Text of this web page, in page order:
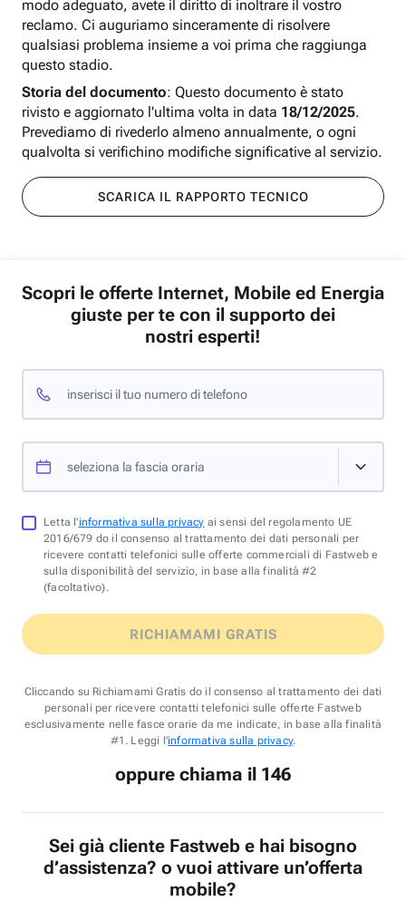
modo adeguato, avete il diritto di inoltrare il vostro
reclamo. Ci auguriamo sinceramente di risolvere
qualsiasi problema insieme a voi prima che raggiunga
questo stadio.
Storia del documento: Questo documento è stato
rivisto e aggiornato l'ultima volta in data 18/12/2025.
Prevediamo di rivederlo almeno annualmente, o ogni
qualvolta si verifichino modifiche significative al servizio.
SCARICA IL RAPPORTO TECNICO
Scopri le offerte Internet, Mobile ed Energia
giuste per te con il supporto dei
nostri esperti!
inserisci il tuo numero di telefono
seleziona la fascia oraria
Letta l'informativa sulla privacy ai sensi del regolamento UE
2016/679 do il consenso al trattamento dei dati personali per
ricevere contatti telefonici sulle offerte commerciali di Fastweb e
sulla disponibilità del servizio, in base alla finalità #2
(facoltativo).
RICHIAMAMI GRATIS
Cliccando su Richiamami Gratis do il consenso al trattamento dei dati
personali per ricevere contatti telefonici sulle offerte Fastweb
esclusivamente nelle fasce orarie da me indicate, in base alla finalità
#1. Leggi l'informativa sulla privacy.
oppure chiama il 146
Sei già cliente Fastweb e hai bisogno
d’assistenza? o vuoi attivare un’offerta
mobile?